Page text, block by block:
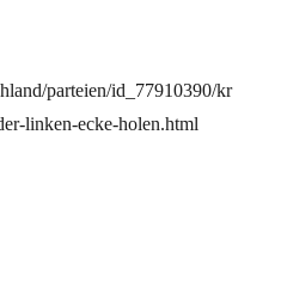
parteien/id_77910390/kr
linken-ecke-holen.html